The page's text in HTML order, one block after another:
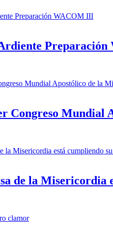
Congreso Mundial
de la